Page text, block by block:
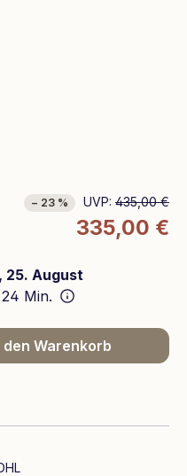
− 23 % UVP: 435,00 €
335,00 €
25. August
Min.
gewünschten
den Warenkorb